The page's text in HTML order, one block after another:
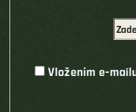
Vložením e-